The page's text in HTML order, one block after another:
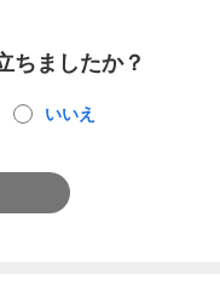
ちましたか？
いいえ